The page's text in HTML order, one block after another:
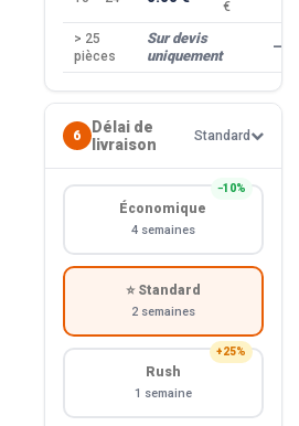
€
> 25
pièces
Sur devis
uniquement
—
6
Délai de
livraison
Standard
−10%
Économique
4 semaines
⭐ Standard
2 semaines
+25%
Rush
1 semaine